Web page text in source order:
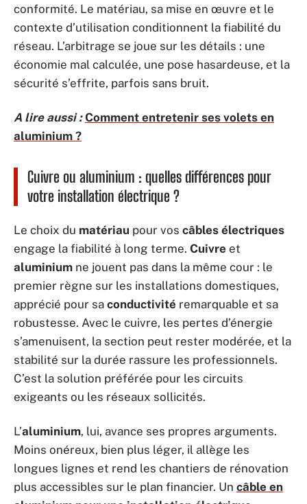
conformité. Le matériau, sa mise en œuvre et le
contexte d’utilisation conditionnent la fiabilité du
réseau. L’arbitrage se joue sur les détails : une
économie mal calculée, une pose hasardeuse, et la
sécurité s’effrite, parfois sans bruit.
A lire aussi : Comment entretenir ses volets en
aluminium ?
Cuivre ou aluminium : quelles différences pour
votre installation électrique ?
Le choix du matériau pour vos câbles électriques
engage la fiabilité à long terme. Cuivre et
aluminium ne jouent pas dans la même cour : le
premier règne sur les installations domestiques,
apprécié pour sa conductivité remarquable et sa
robustesse. Avec le cuivre, les pertes d’énergie
s’amenuisent, la section peut rester modérée, et la
stabilité sur la durée rassure les professionnels.
C’est la solution préférée pour les circuits
exigeants ou les réseaux sollicités.
L’aluminium, lui, avance ses propres arguments.
Moins onéreux, bien plus léger, il allège les
longues lignes et rend les chantiers de rénovation
plus accessibles sur le plan financier. Un câble en